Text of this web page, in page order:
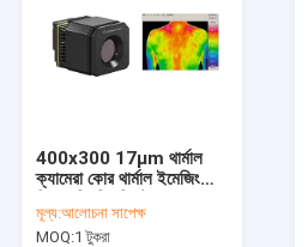
400x300 17μm থার্মাল
ক্যামেরা কোর থার্মাল ইমেজিং
মূল্য:আলোচনা সাপেক্ষ
MOQ:1 টুকরা